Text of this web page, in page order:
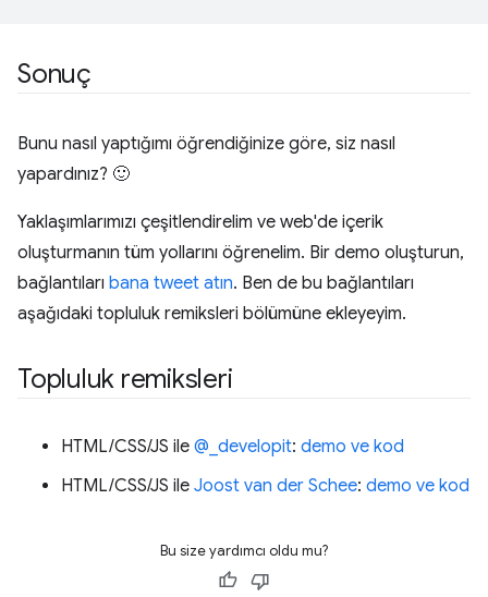
Sonuç
Bunu nasıl yaptığımı öğrendiğinize göre, siz nasıl
yapardınız? 🙂
Yaklaşımlarımızı çeşitlendirelim ve web'de içerik
oluşturmanın tüm yollarını öğrenelim. Bir demo oluşturun,
bağlantıları bana tweet atın. Ben de bu bağlantıları
aşağıdaki topluluk remiksleri bölümüne ekleyeyim.
Topluluk remiksleri
HTML/CSS/JS ile @_developit: demo ve kod
HTML/CSS/JS ile Joost van der Schee: demo ve kod
Bu size yardımcı oldu mu?